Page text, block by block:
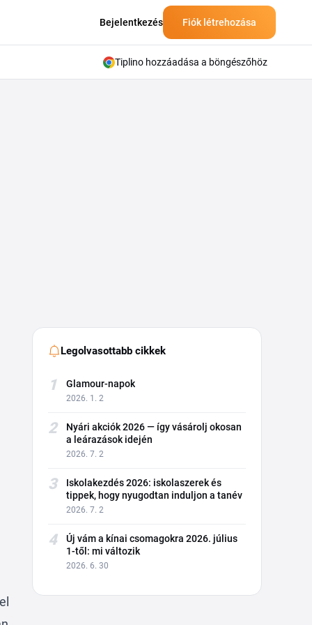
Bejelentkezés Fiók létrehozása
Tiplino hozzáadása a böngészőhöz
Legolvasottabb cikkek
1 Glamour-napok
2026. 1. 2
2
Nyári akciók 2026 — így vásárolj okosan
a leárazások idején
2026. 7. 2
3
Iskolakezdés 2026: iskolaszerek és
tippek, hogy nyugodtan induljon a tanév
2026. 7. 2
4
Új vám a kínai csomagokra 2026. július
1-től: mi változik
2026. 6. 30